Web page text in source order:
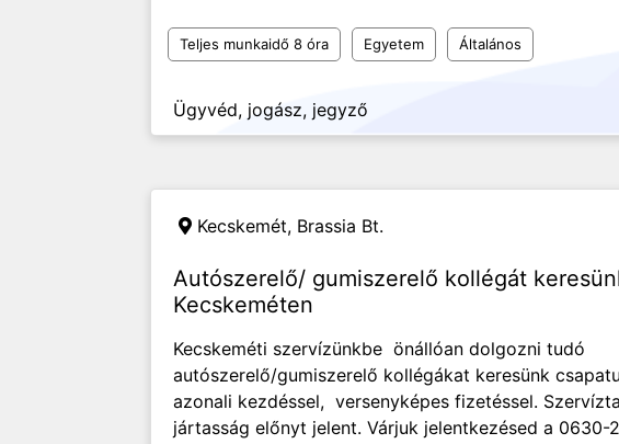
Teljes munkaidő 8 óra Egyetem Általános
Ügyvéd, jogász, jegyző
Kecskemét, Brassia Bt.
Autószerelő/ gumiszerelő kollégát
Kecskeméten
Kecskeméti szervízünkbe önállóan dolgozni tudó
autószerelő/gumiszerelő kollégákat keresünk
azonali kezdéssel, versenyképes fizetéssel.
jártasság előnyt jelent. Várjuk jelentkezésed a 0630-